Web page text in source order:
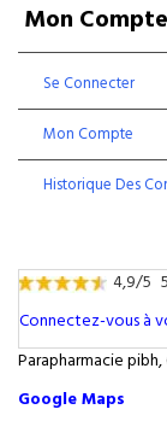
Mon Compte
Se Connecter
Mon Compte
Historique Des
4,9/5
Connectez-vous à
Parapharmacie pibh,
Google Maps